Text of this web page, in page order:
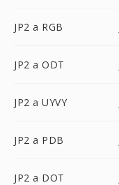
JP2 a RGB
JP2 a ODT
JP2 a UYVY
JP2 a PDB
JP2 a DOT